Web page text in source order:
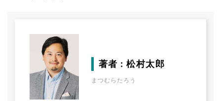
著者 : 松村太郎
まつむらたろう